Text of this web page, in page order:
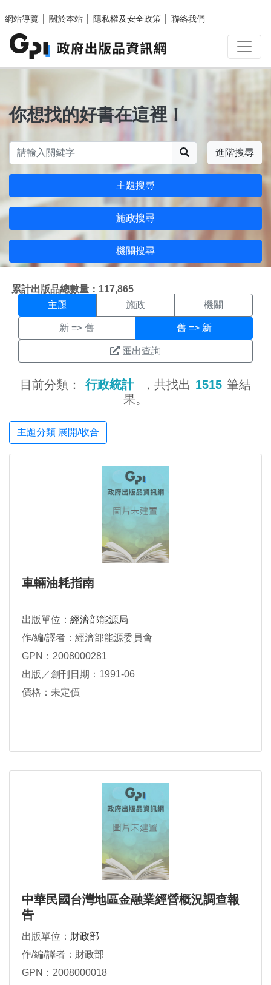
網站導覽
關於本站 隱私權及安全政策 聯絡我們
你想找的好書在這裡！
進階搜尋
主題搜尋
施政搜尋
機關搜尋
累計出版品總數量：117,865
主題搜尋結果頁面
主題 施政 機關
新 => 舊 舊 => 新
匯出查詢
目前分類： 行政統計 ，共找出 1515 筆結
果。
主題分類 展開/收合
車輛油耗指南
出版單位： 經濟部能源局
作/編/譯者：經濟部能源委員會
GPN：2008000281
出版／創刊日期：1991-06
價格：未定價
中華民國台灣地區金融業經營概況調查報
告
出版單位： 財政部
作/編/譯者：財政部
GPN：2008000018